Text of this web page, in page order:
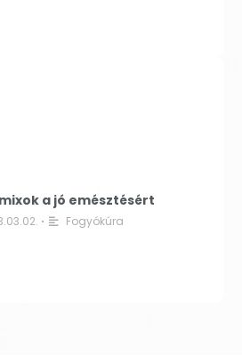
a jó emésztésért
• Fogyókúra